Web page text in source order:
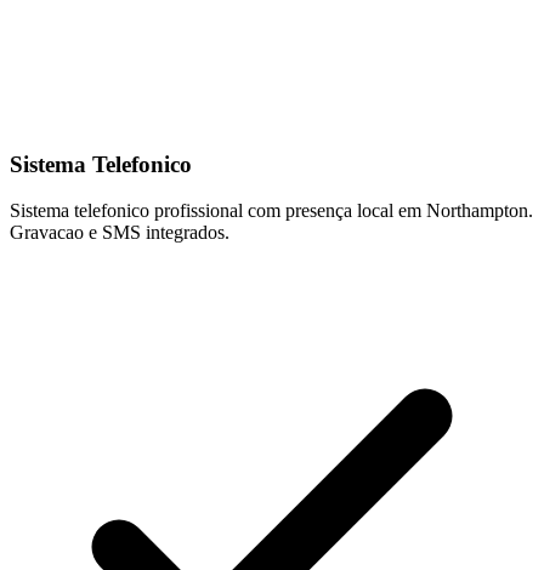
Sistema Telefonico
Sistema telefonico profissional com presença local em Northampton.
Gravacao e SMS integrados.